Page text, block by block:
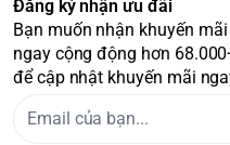
Đăng ký nhận ưu đãi
Bạn muốn nhận khuyến
ngay cộng động hơn
để cập nhật khuyến mãi